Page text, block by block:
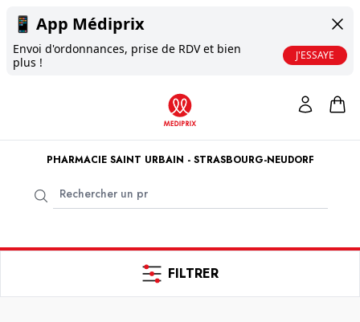
📱 App Médiprix
Envoi d'ordonnances, prise de RDV et bien
plus !
J'ESSAYE
PHARMACIE SAINT URBAIN - STRASBOURG-NEUDORF
FILTRER